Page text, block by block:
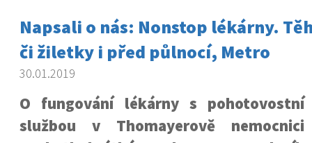
Napsali o nás: Nonstop lékárny.
či žiletky i před půlnocí, Metro
30.01.2019
O fungování lékárny s pohotovostní
službou v Thomayerově nemocnici